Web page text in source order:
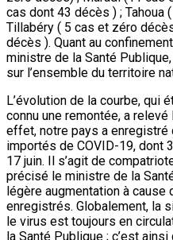
cas dont 43 décès ) ; Tahoua
Tillabéry ( 5 cas et zéro
décès ). Quant au
ministre de la Santé
sur l’ensemble du territoire
L’évolution de la courbe, qui
connu une remontée, a
effet, notre pays a
importés de COVID-19, dont
17 juin. Il s’agit de
précisé le ministre de la
légère augmentation à cause
enregistrés. Globalement, la
le virus est toujours en
la Santé Publique ; c’est